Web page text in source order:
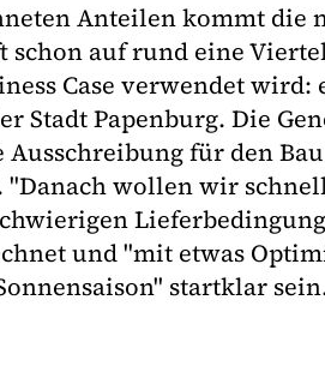
Anteilen kommt die
schon auf rund eine
Case verwendet wird:
Stadt Papenburg. Die
Ausschreibung für den
"Danach wollen wir
und "mit etwas
startklar